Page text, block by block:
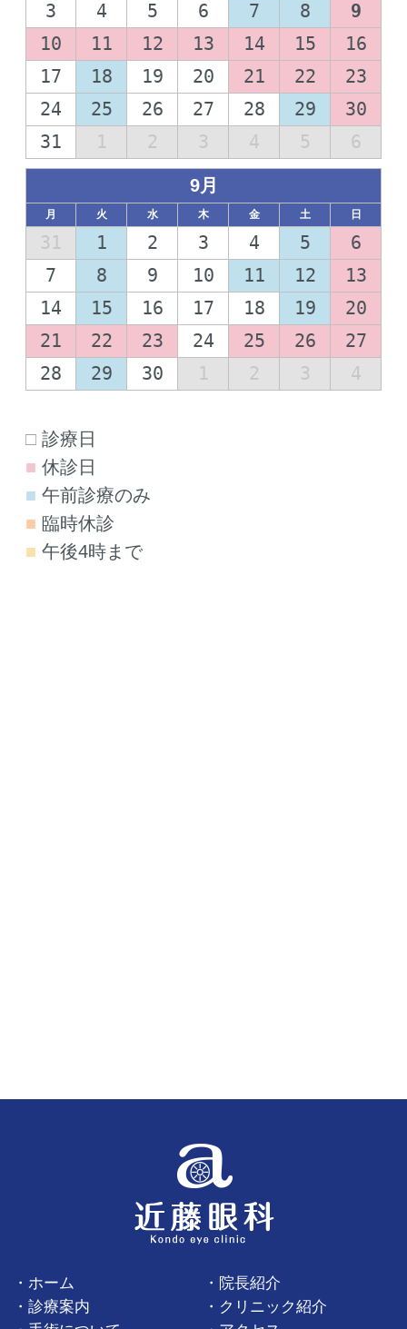
3
4 5 6 7 8
9
10
11 12 13 14 15
16
17
18 19 20 21 22
23
24
25 26 27 28 29
30
31
1 2 3 4 5 6
9月
月 火 水 木 金 土 日
31 1 2 3 4 5
6
7
8 9 10 11 12
13
14
15 16 17 18 19
20
21
22 23 24 25 26
27
28
29 30 1 2 3 4
□ 診療日
■ 休診日
■ 午前診療のみ
■ 臨時休診
■ 午後4時まで
ホーム
院長紹介
診療案内
クリニック紹介